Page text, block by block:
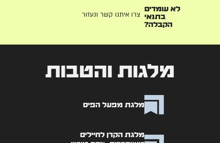
לא עומדים
בתנאי
הקבלה?
צרו איתנו קשר ונעזור
מלגות והטבות
מלגת מפעל הפיס
מלגת הקרן לחיילים